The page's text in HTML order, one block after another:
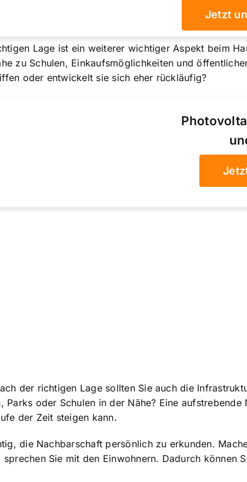
Jetzt
Lage ist ein weiterer wichtiger Aspekt beim
zu Schulen, Einkaufsmöglichkeiten und
oder entwickelt sie sich eher rückläufig?
der richtigen Lage sollten Sie auch die
Parks oder Schulen in der Nähe? Eine
der Zeit steigen kann.
die Nachbarschaft persönlich zu erkunden.
sprechen Sie mit den Einwohnern. Dadurch